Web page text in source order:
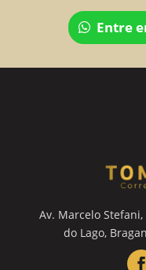
Entre
Av. Marcelo
do Lago,